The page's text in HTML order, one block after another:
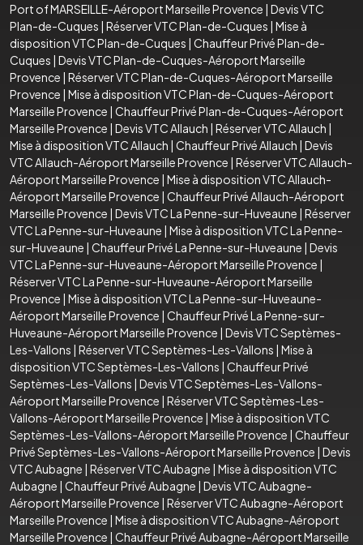
Port of MARSEILLE-Aéroport Marseille Provence | Devis VTC
Plan-de-Cuques | Réserver VTC Plan-de-Cuques | Mise à
disposition VTC Plan-de-Cuques | Chauffeur Privé Plan-de-
Cuques | Devis VTC Plan-de-Cuques-Aéroport Marseille
Provence | Réserver VTC Plan-de-Cuques-Aéroport Marseille
Provence | Mise à disposition VTC Plan-de-Cuques-Aéroport
Marseille Provence | Chauffeur Privé Plan-de-Cuques-Aéroport
Marseille Provence | Devis VTC Allauch | Réserver VTC Allauch |
Mise à disposition VTC Allauch | Chauffeur Privé Allauch | Devis
VTC Allauch-Aéroport Marseille Provence | Réserver VTC Allauch-
Aéroport Marseille Provence | Mise à disposition VTC Allauch-
Aéroport Marseille Provence | Chauffeur Privé Allauch-Aéroport
Marseille Provence | Devis VTC La Penne-sur-Huveaune | Réserver
VTC La Penne-sur-Huveaune | Mise à disposition VTC La Penne-
sur-Huveaune | Chauffeur Privé La Penne-sur-Huveaune | Devis
VTC La Penne-sur-Huveaune-Aéroport Marseille Provence |
Réserver VTC La Penne-sur-Huveaune-Aéroport Marseille
Provence | Mise à disposition VTC La Penne-sur-Huveaune-
Aéroport Marseille Provence | Chauffeur Privé La Penne-sur-
Huveaune-Aéroport Marseille Provence | Devis VTC Septèmes-
Les-Vallons | Réserver VTC Septèmes-Les-Vallons | Mise à
disposition VTC Septèmes-Les-Vallons | Chauffeur Privé
Septèmes-Les-Vallons | Devis VTC Septèmes-Les-Vallons-
Aéroport Marseille Provence | Réserver VTC Septèmes-Les-
Vallons-Aéroport Marseille Provence | Mise à disposition VTC
Septèmes-Les-Vallons-Aéroport Marseille Provence | Chauffeur
Privé Septèmes-Les-Vallons-Aéroport Marseille Provence | Devis
VTC Aubagne | Réserver VTC Aubagne | Mise à disposition VTC
Aubagne | Chauffeur Privé Aubagne | Devis VTC Aubagne-
Aéroport Marseille Provence | Réserver VTC Aubagne-Aéroport
Marseille Provence | Mise à disposition VTC Aubagne-Aéroport
Marseille Provence | Chauffeur Privé Aubagne-Aéroport Marseille